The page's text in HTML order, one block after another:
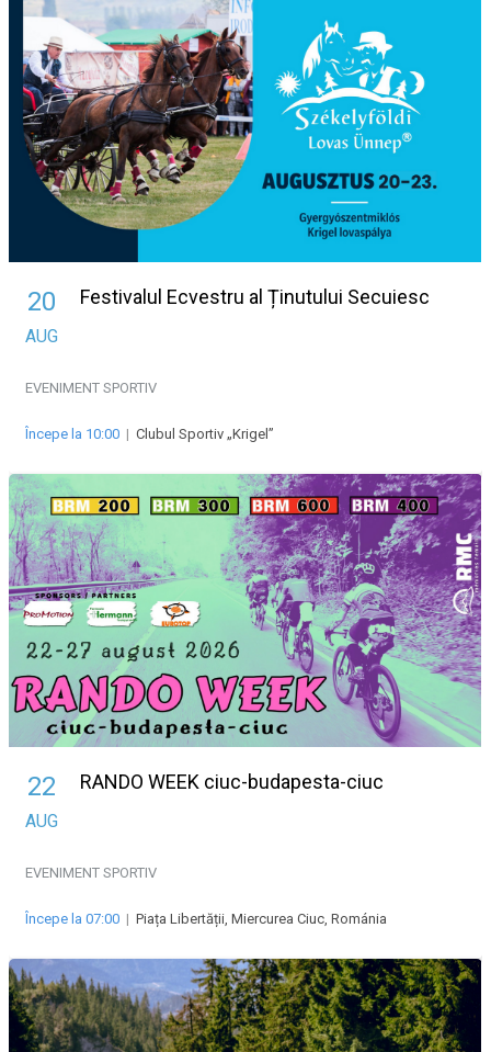
20
AUG
Festivalul Ecvestru al Ținutului Secuiesc
EVENIMENT SPORTIV
Începe la 10:00 | Clubul Sportiv „Krigel”
22
AUG
RANDO WEEK ciuc-budapesta-ciuc
EVENIMENT SPORTIV
Începe la 07:00 | Piața Libertății, Miercurea Ciuc, Románia